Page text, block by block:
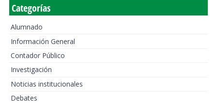
Categorías
Alumnado
Información General
Contador Público
Investigación
Noticias institucionales
Debates